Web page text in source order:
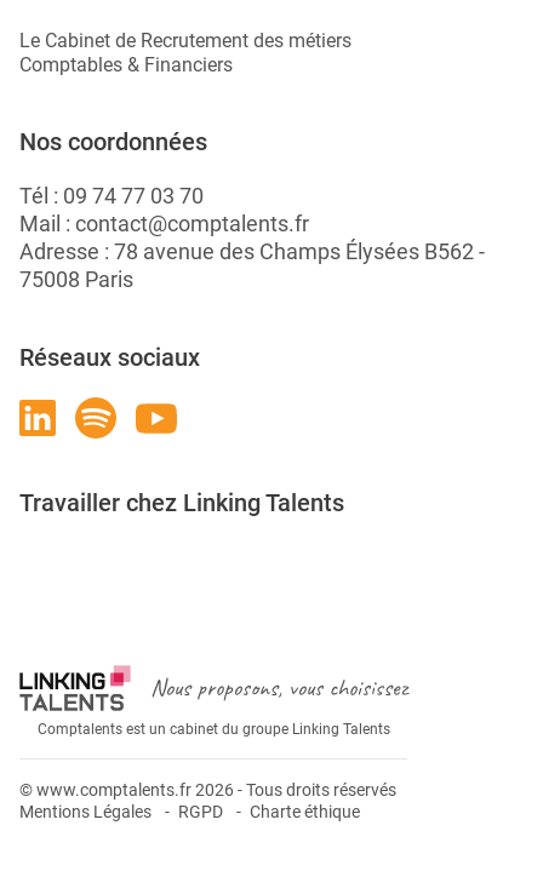
Le Cabinet de Recrutement des métiers
Comptables & Financiers
Nos coordonnées
Tél : 09 74 77 03 70
Mail : contact@comptalents.fr
Adresse : 78 avenue des Champs Élysées B562 -
75008 Paris
Réseaux sociaux
Travailler chez Linking Talents
Nous proposons, vous choisissez
Comptalents est un cabinet du groupe Linking Talents
© www.comptalents.fr 2026 - Tous droits réservés
Mentions Légales
RGPD Charte éthique